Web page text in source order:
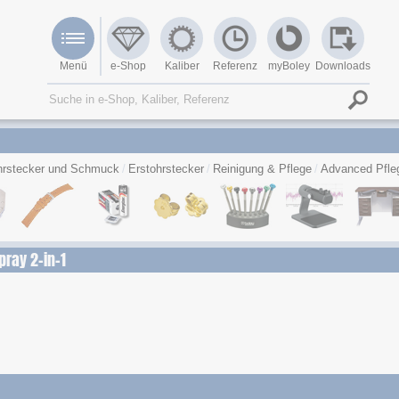
Menü e-Shop Kaliber Referenz myBoley Downloads
und Schmuck Erstohrstecker Reinigung & Pflege Advanced
2-in-1